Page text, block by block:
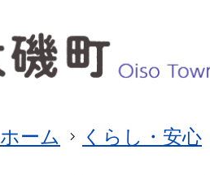
ホーム くらし・安心